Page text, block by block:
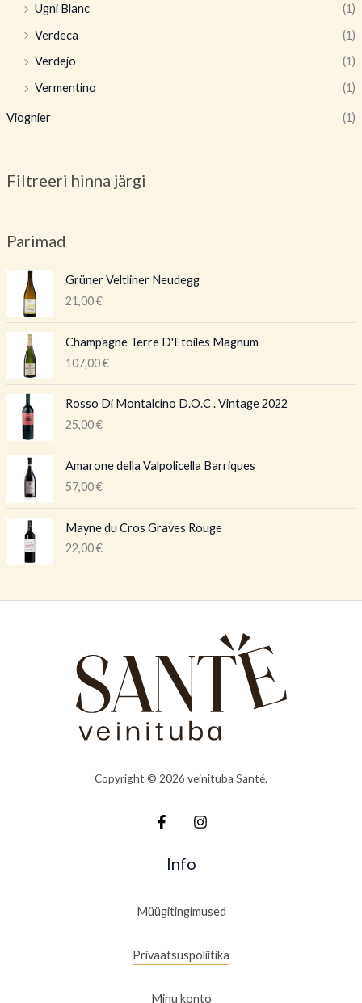
Ugni Blanc
(1)
Verdeca
(1)
Verdejo
(1)
Vermentino
(1)
Viognier (1)
Filtreeri hinna järgi
Parimad
Grüner Veltliner Neudegg
21,00€
Champagne Terre D'Etoiles Magnum
107,00€
Rosso Di Montalcino D.O.C . Vintage 2022
25,00€
Amarone della Valpolicella Barriques
57,00€
Mayne du Cros Graves Rouge
22,00€
Copyright © 2026 veinituba Santé.
Info
Müügitingimused
Privaatsuspoliitika
Minu konto